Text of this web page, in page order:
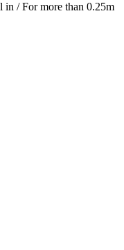
in / For more than 0.25m